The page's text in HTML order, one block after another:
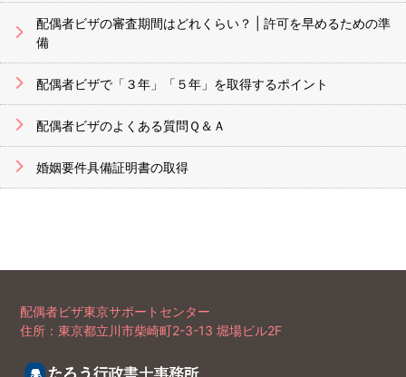
配偶者ビザの審査期間はどれくらい？ | 許可を早めるための準
備
配偶者ビザで「３年」「５年」を取得するポイント
配偶者ビザのよくある質問Ｑ＆Ａ
婚姻要件具備証明書の取得
配偶者ビザ東京サポートセンター
住所：東京都立川市柴崎町2-3-13 堀場ビル2F